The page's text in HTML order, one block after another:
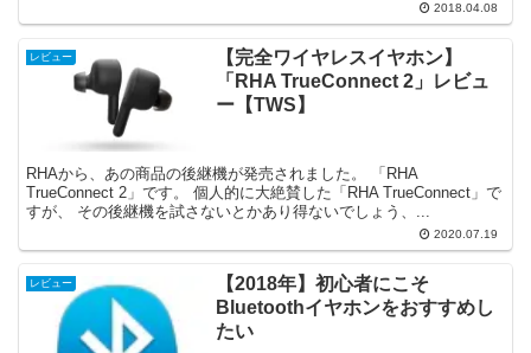
2018.04.08
レビュー
【完全ワイヤレスイヤホン】
「RHA TrueConnect 2」レビュ
ー【TWS】
RHAから、あの商品の後継機が発売されました。 「RHA
TrueConnect 2」です。 個人的に大絶賛した「RHA TrueConnect」で
すが、 その後継機を試さないとかあり得ないでしょう、...
2020.07.19
レビュー
【2018年】初心者にこそ
Bluetoothイヤホンをおすすめし
たい